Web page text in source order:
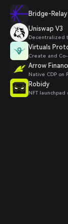
Bridge-Relay
Uniswap V3
Decentralized
Virtuals
Create and Co-
Arrow
Native CDP on
Robidy
NFT launchpad